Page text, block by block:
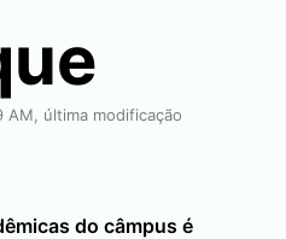
AM, última modificação
do câmpus é